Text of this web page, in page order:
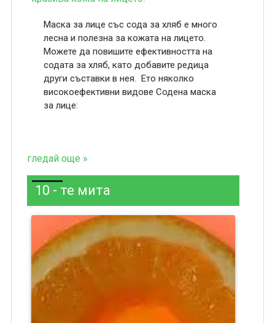
Маска за лице със сода за хляб е много
лесна и полезна за кожата на лицето.
Можете да повишите ефективността на
содата за хляб, като добавите редица
други съставки в нея. Ето няколко
високоефективни видове Содена маска
за лице:
гледай още »
10 - те мита